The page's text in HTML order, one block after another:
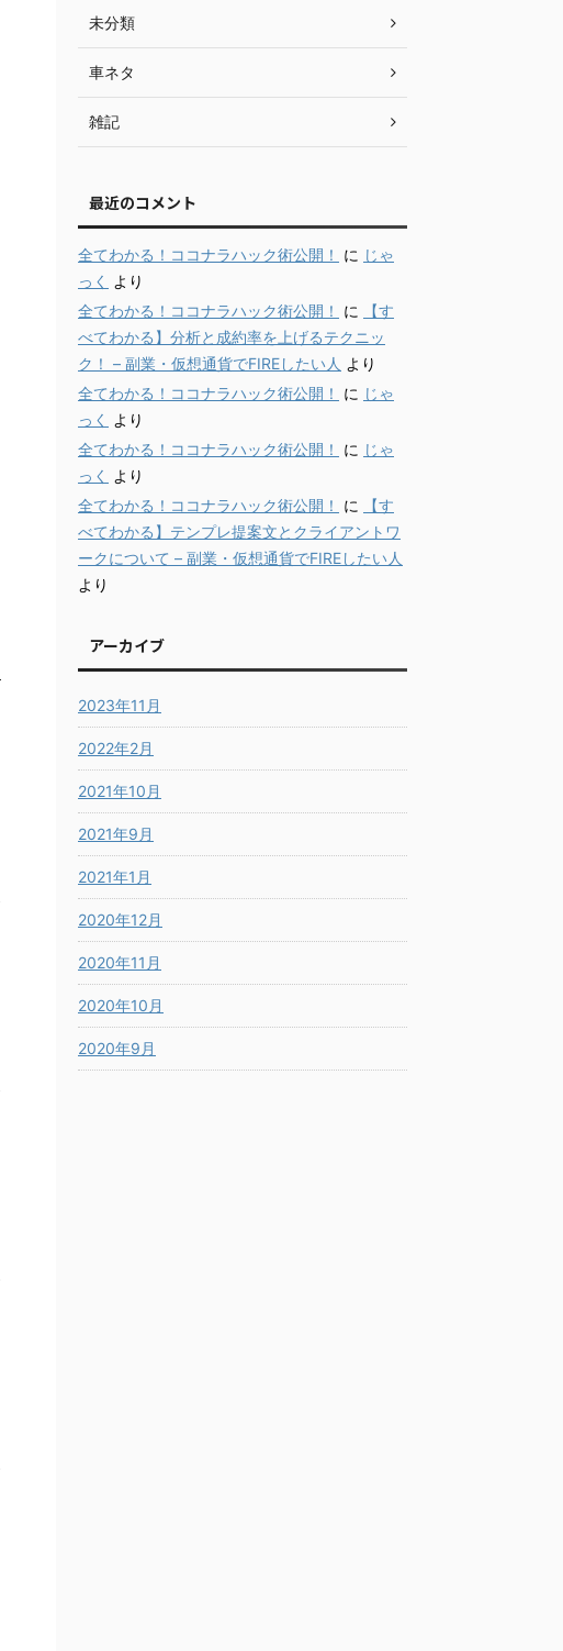
未分類
車ネタ
雑記
最近のコメント
全てわかる！ココナラハック術公開！ に じゃ
っく
より
全てわかる！ココナラハック術公開！
に
【す
べてわかる】分析と成約率を上げるテクニッ
ク！ – 副業・仮想通貨でFIREしたい人 より
全てわかる！ココナラハック術公開！
に じゃ
っく
より
全てわかる！ココナラハック術公開！
に じゃ
っく
より
全てわかる！ココナラハック術公開！
に
【す
べてわかる】テンプレ提案文とクライアントワ
ークについて – 副業・仮想通貨でFIREしたい人
より
アーカイブ
2023年11月
2022年2月
2021年10月
2021年9月
2021年1月
2020年12月
2020年11月
2020年10月
2020年9月